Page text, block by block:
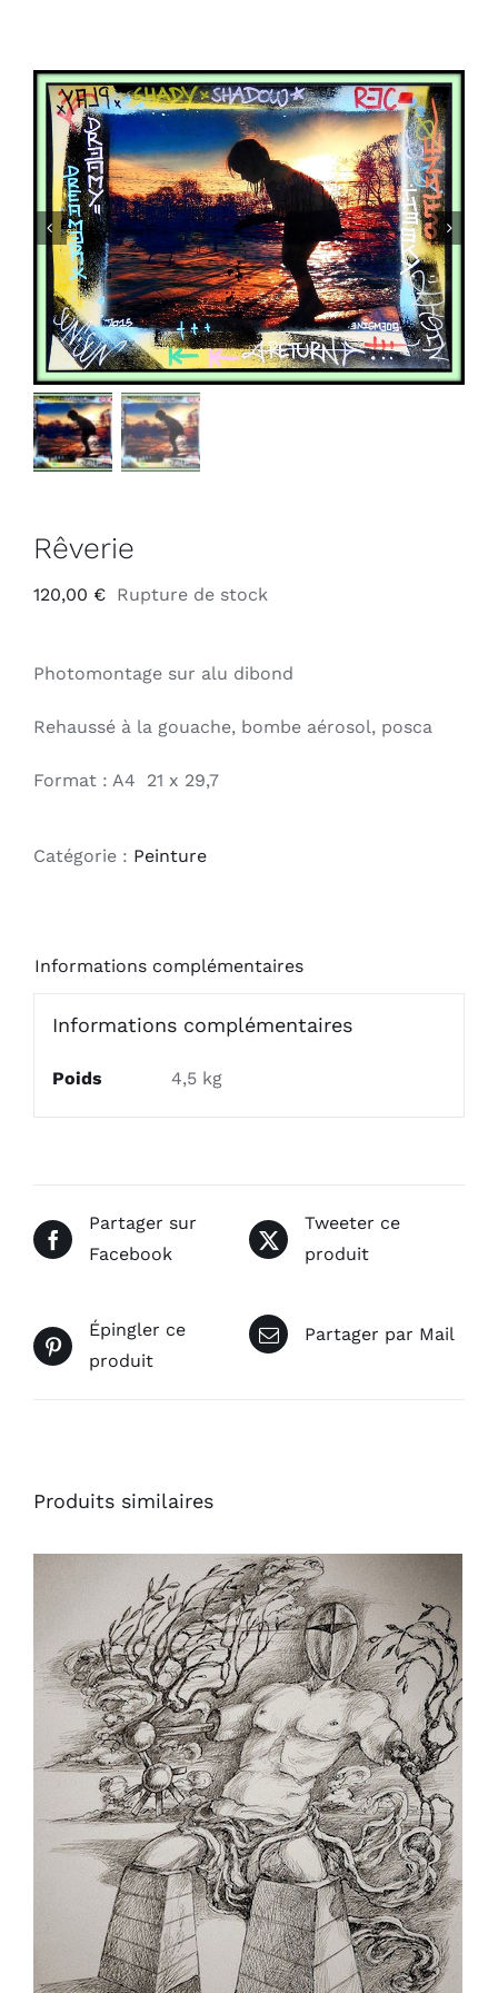
Rêverie
120,00 € Rupture de stock
Photomontage sur alu dibond
Rehaussé à la gouache, bombe aérosol, posca
Format : A4 21 x 29,7
Catégorie : Peinture
Informations complémentaires
Informations complémentaires
Poids 4,5 kg
Partager sur
Facebook
Tweeter ce
produit
Épingler ce
produit
Partager par Mail
Produits similaires
AJOUTER AU PANIER
/
DÉTAILS